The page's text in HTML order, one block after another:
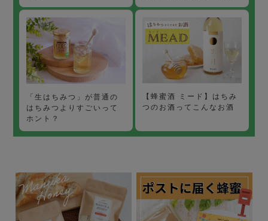
「生はちみつ」が普通の
はちみつよりすごいって
ホント？
【蜂蜜酒 ミード】はちみ
つのお酒ってこんなお酒